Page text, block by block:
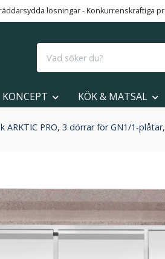
lösningar - Konkurrenskraftiga
KONCEPT KÖK & MATSAL
ARKTIC PRO, 3 dörrar för GN1/1-